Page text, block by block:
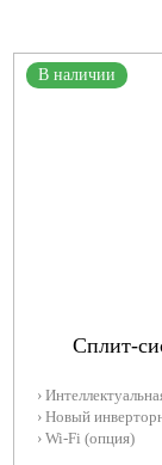
В наличии
Сплит-
›
› Новый
› Wi-Fi (опция)